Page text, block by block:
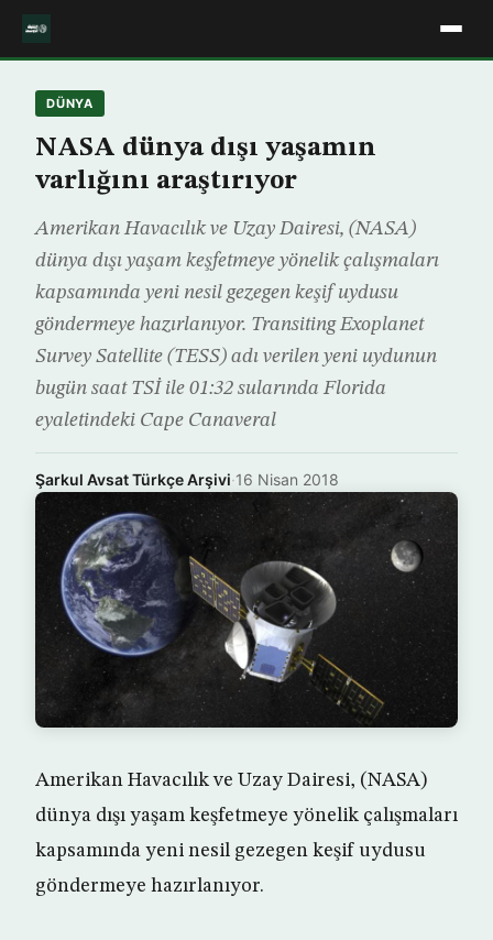
DÜNYA
NASA dünya dışı yaşamın
varlığını araştırıyor
Amerikan Havacılık ve Uzay Dairesi, (NASA)
dünya dışı yaşam keşfetmeye yönelik çalışmaları
kapsamında yeni nesil gezegen keşif uydusu
göndermeye hazırlanıyor. Transiting Exoplanet
Survey Satellite (TESS) adı verilen yeni uydunun
bugün saat TSİ ile 01:32 sularında Florida
eyaletindeki Cape Canaveral
Şarkul Avsat Türkçe Arşivi·16 Nisan 2018
Amerikan Havacılık ve Uzay Dairesi, (NASA)
dünya dışı yaşam keşfetmeye yönelik çalışmaları
kapsamında yeni nesil gezegen keşif uydusu
göndermeye hazırlanıyor.